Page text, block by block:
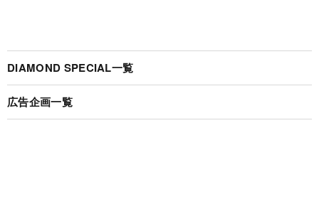
DIAMOND SPECIAL一覧
広告企画一覧